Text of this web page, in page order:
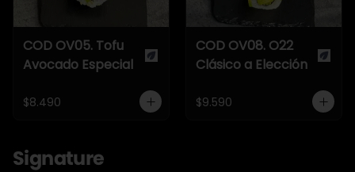
COD OV05. Tofu
Avocado Especial
$8.490
COD OV08. O22
Clásico a Elección
$9.590
Signature